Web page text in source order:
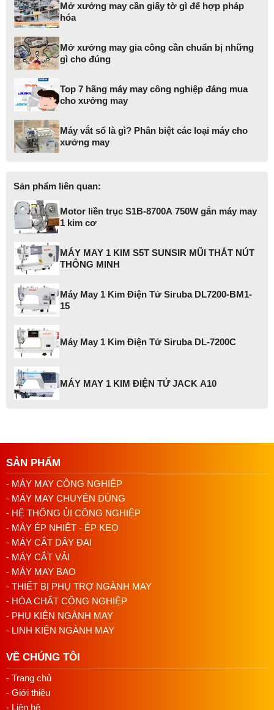
Mở xưởng may cần giấy tờ gì để hợp pháp
hóa
Mở xưởng may gia công cần chuẩn bị những
gì cho đúng
Top 7 hãng máy may công nghiệp đáng mua
cho xưởng may
Máy vắt sổ là gì? Phân biệt các loại máy cho
xưởng may
Sản phẩm liên quan:
Motor liền trục S1B-8700A 750W gắn máy may
1 kim cơ
MÁY MAY 1 KIM S5T SUNSIR MŨI THẮT NÚT
THÔNG MINH
Máy May 1 Kim Điện Tử Siruba DL7200-BM1-
15
Máy May 1 Kim Điện Tử Siruba DL-7200C
MÁY MAY 1 KIM ĐIỆN TỬ JACK A10
SẢN PHẨM
- MÁY MAY CÔNG NGHIỆP
- MÁY MAY CHUYÊN DÙNG
- HỆ THỐNG ỦI CÔNG NGHIỆP
- MÁY ÉP NHIỆT - ÉP KEO
- MÁY CẮT DÂY ĐAI
- MÁY CẮT VẢI
- MÁY MAY BAO
- THIẾT BỊ PHỤ TRỢ NGÀNH MAY
- HÓA CHẤT CÔNG NGHIỆP
- PHỤ KIỆN NGÀNH MAY
- LINH KIỆN NGÀNH MAY
VỀ CHÚNG TÔI
- Trang chủ
- Giới thiệu
- Liên hệ